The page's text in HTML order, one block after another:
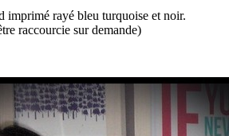
imprimé rayé bleu turquoise et noir.
raccourcie sur demande)